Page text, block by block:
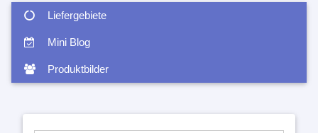
Liefergebiete
Mini Blog
Produktbilder